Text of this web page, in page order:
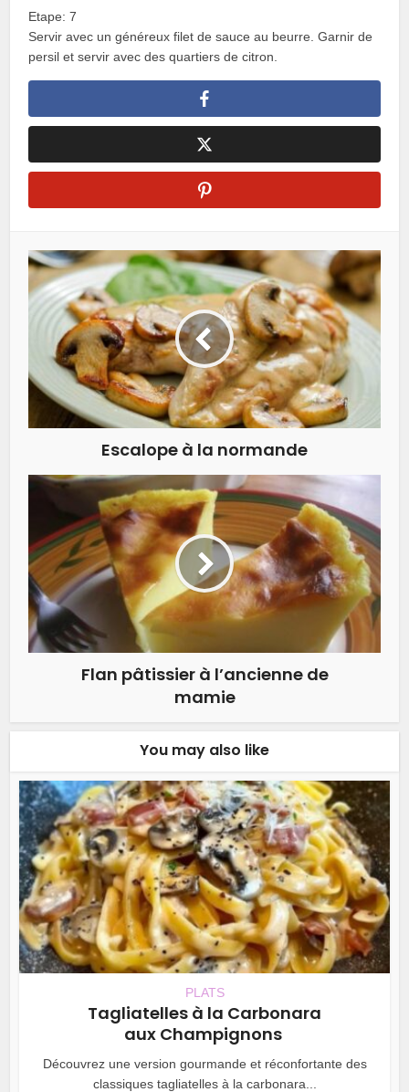
Etape: 7
Servir avec un généreux filet de sauce au beurre. Garnir de
persil et servir avec des quartiers de citron.
Escalope à la normande
Flan pâtissier à l’ancienne de
mamie
You may also like
PLATS
Tagliatelles à la Carbonara
aux Champignons
Découvrez une version gourmande et réconfortante des
classiques tagliatelles à la carbonara...